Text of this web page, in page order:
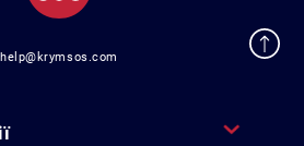
help@krymsos.com